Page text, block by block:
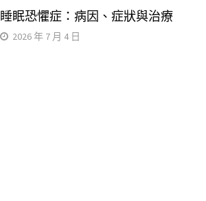
睡眠恐懼症：病因、症狀與治療
2026 年 7 月 4 日